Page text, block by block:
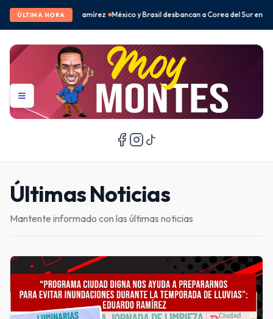
ÚLTIMA HORA
y Brasil desbancan a Corea del Sur en el fenómeno BTS Peso mexicano se
Últimas Noticias
Mantente informado con las últimas noticias